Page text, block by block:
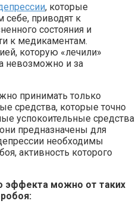
, которые
себе, приводят к
состояния и
к медикаментам.
которую «лечили»
невозможно и за
принимать только
средства, которые точно
успокоительные средства
предназначены для
необходимы
активность которого
эффекта можно от таких